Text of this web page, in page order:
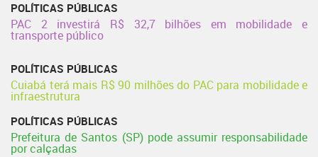
POLÍTICAS PÚBLICAS
PAC 2 investirá R$ 32,7 bilhões em mobilidade e
transporte público
POLÍTICAS PÚBLICAS
Cuiabá terá mais R$ 90 milhões do PAC para mobilidade e
infraestrutura
POLÍTICAS PÚBLICAS
Prefeitura de Santos (SP) pode assumir responsabilidade
por calçadas